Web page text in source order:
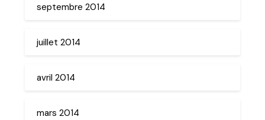
septembre 2014
juillet 2014
avril 2014
mars 2014